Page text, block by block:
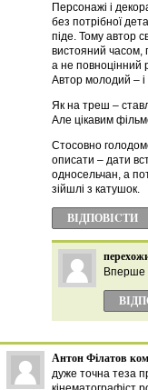
Персонажі і
без потрібної
піде. Тому автор
вистояний часом,
а не повноцінний
Автор молодий – і
Як на треш –
Але цікавим
Стосовно
описати – дати
односельчан, а
зійшлі з катушок.
ВІДПОВІCТИ
Вперше
Антон Філатов
дуже точна теза